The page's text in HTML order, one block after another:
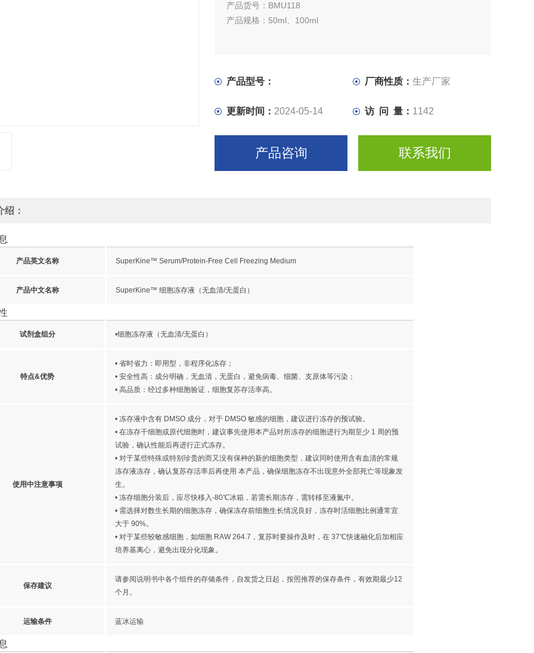
产品货号：BMU118
产品规格：50ml、100ml
产品型号： 厂商性质：生产厂家
更新时间： 2024-05-14 访 问 量： 1142
产品咨询 联系我们
绍：
产品英文名称 SuperKine™ Serum/Protein-Free Cell Freezing Medium
产品中文名称 SuperKine™ 细胞冻存液（无血清/无蛋白）
试剂盒组分 •细胞冻存液（无血清/无蛋白）
特点&优势
• 省时省力：即用型，非程序化冻存；
• 安全性高：成分明确，无血清，无蛋白，避免病毒、细菌、支原体等污染；
• 高品质：经过多种细胞验证，细胞复苏存活率高。
使用中注意事项
• 冻存液中含有 DMSO 成分，对于 DMSO 敏感的细胞，建议进行冻存的预试验。
• 在冻存干细胞或原代细胞时，建议事先使用本产品对所冻存的细胞进行为期至少 1 周的预
试验，确认性能后再进行正式冻存。
• 对于某些特殊或特别珍贵的而又没有保种的新的细胞类型，建议同时使用含有血清的常规
冻存液冻存，确认复苏存活率后再使用 本产品，确保细胞冻存不出现意外全部死亡等现象发
生。
• 冻存细胞分装后，应尽快移入-80℃冰箱，若需长期冻存，需转移至液氮中。
• 需选择对数生长期的细胞冻存，确保冻存前细胞生长情况良好，冻存时活细胞比例通常宜
大于 90%。
• 对于某些较敏感细胞，如细胞 RAW 264.7，复苏时要操作及时，在 37℃快速融化后加相应
培养基离心，避免出现分化现象。
保存建议
请参阅说明书中各个组件的存储条件，自发货之日起，按照推荐的保存条件，有效期最少12
个月。
运输条件 蓝冰运输